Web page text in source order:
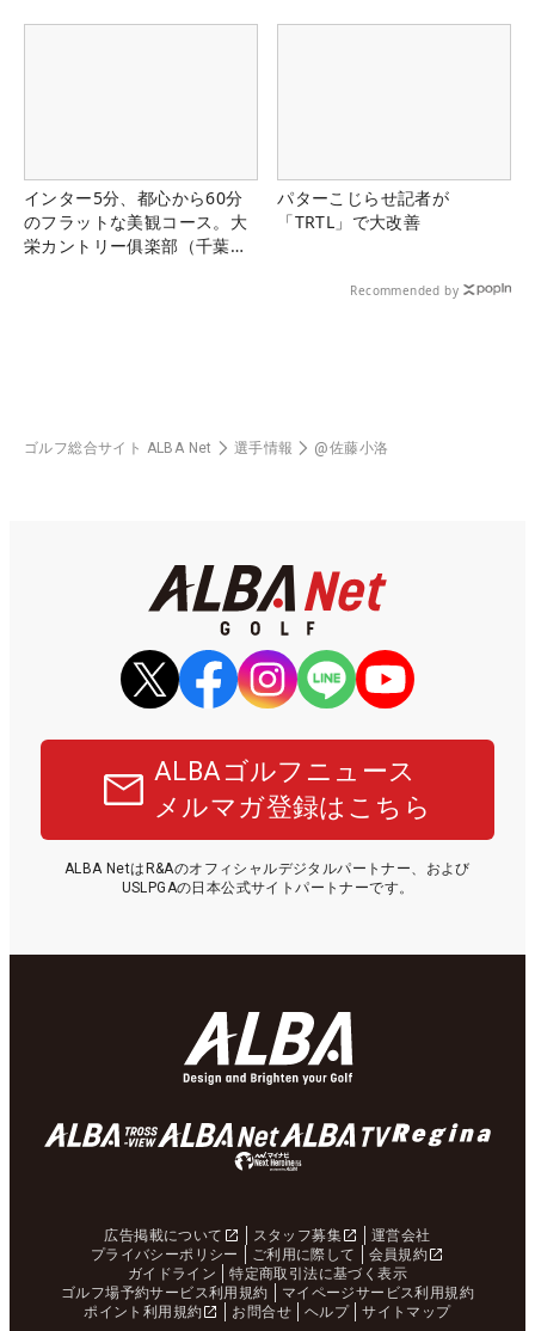
インター5分、都心から60分
のフラットな美観コース。大
栄カントリー俱楽部（千葉
パターこじらせ記者が
「TRTL」で大改善
Recommended by
ゴルフ総合サイト ALBA Net 選手情報 @佐藤小洛
ALBAゴルフニュース
メルマガ登録はこちら
ALBA NetはR&Aのオフィシャルデジタルパートナー、および
USLPGAの日本公式サイトパートナーです。
広告掲載について スタッフ募集
運営会社
プライバシーポリシー
ご利用に際して
会員規約
ガイドライン
特定商取引法に基づく表示
ゴルフ場予約サービス利用規約
マイページサービス利用規約
ポイント利用規約
お問合せ ヘルプ サイトマップ